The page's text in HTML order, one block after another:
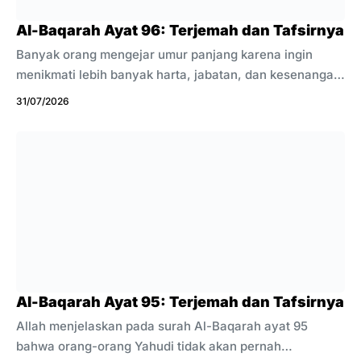
Al-Baqarah Ayat 96: Terjemah dan Tafsirnya
Banyak orang mengejar umur panjang karena ingin
menikmati lebih banyak harta, jabatan, dan kesenangan.
Seperti Bani Israil yang takut mati dan rakus terhadap
31/07/2026
Al-Baqarah Ayat 95: Terjemah dan Tafsirnya
Allah menjelaskan pada surah Al-Baqarah ayat 95
bahwa orang-orang Yahudi tidak akan pernah